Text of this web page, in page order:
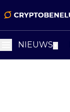
NIEUWS